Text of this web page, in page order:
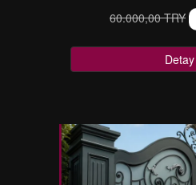
60.000,00 TRY
Detay